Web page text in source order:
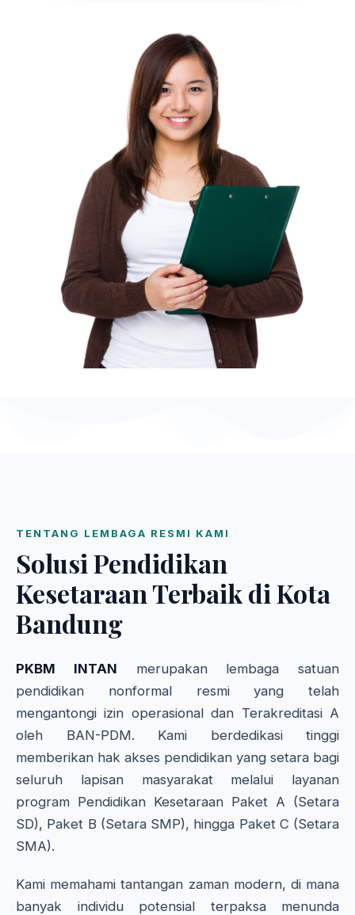
TENTANG LEMBAGA RESMI KAMI
Solusi Pendidikan
Kesetaraan Terbaik di Kota
Bandung
PKBM INTAN merupakan lembaga satuan
pendidikan nonformal resmi yang telah
mengantongi izin operasional dan Terakreditasi A
oleh BAN-PDM. Kami berdedikasi tinggi
memberikan hak akses pendidikan yang setara bagi
seluruh lapisan masyarakat melalui layanan
program Pendidikan Kesetaraan Paket A (Setara
SD), Paket B (Setara SMP), hingga Paket C (Setara
SMA).
Kami memahami tantangan zaman modern, di mana
banyak individu potensial terpaksa menunda